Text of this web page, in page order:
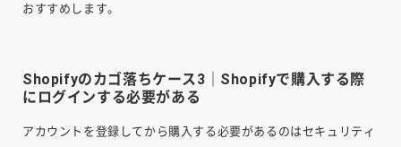
おすすめします。
Shopifyのカゴ落ちケース3｜Shopifyで購入する際
にログインする必要がある
アカウントを登録してから購入する必要があるのはセキュリティ